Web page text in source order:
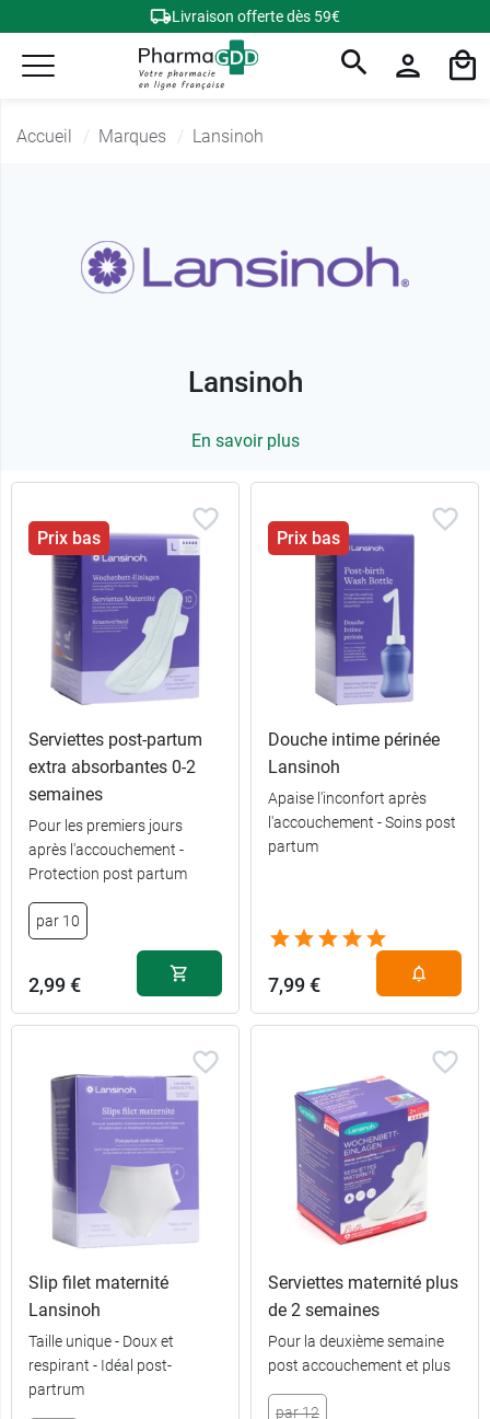
Livraison offerte dès 59€
Accueil Marques Lansinoh
Lansinoh
En savoir plus
Prix bas
Serviettes post-partum
extra absorbantes 0-2
semaines
Pour les premiers jours
après l'accouchement -
Protection post partum
par 10
2,99 €
Prix bas
Douche intime périnée
Lansinoh
Apaise l'inconfort après
l'accouchement - Soins post
partum
7,99 €
Slip filet maternité
Lansinoh
Taille unique - Doux et
respirant - Idéal post-
partrum
Serviettes maternité plus
de 2 semaines
Pour la deuxième semaine
post accouchement et plus
par 12